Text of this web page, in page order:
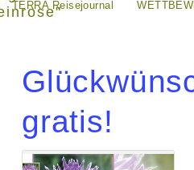
TERRA Reisejournal
gratis!